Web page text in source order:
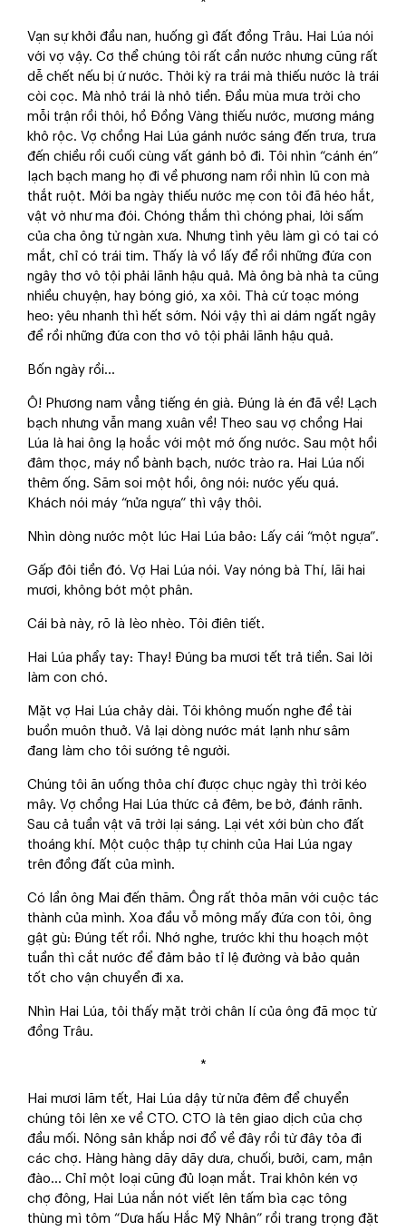
*
Vạn sự khởi đầu nan, huống gì đất đồng Trâu. Hai Lúa nói
với vợ vậy. Cơ thể chúng tôi rất cần nước nhưng cũng rất
dễ chết nếu bị ứ nước. Thời kỳ ra trái mà thiếu nước là trái
còi cọc. Mà nhỏ trái là nhỏ tiền. Đầu mùa mưa trời cho
mỗi trận rồi thôi, hồ Đồng Vàng thiếu nước, mương máng
khô rộc. Vợ chồng Hai Lúa gánh nước sáng đến trưa, trưa
đến chiều rồi cuối cùng vất gánh bỏ đi. Tôi nhìn “cánh én”
lạch bạch mang họ đi về phương nam rồi nhìn lũ con mà
thắt ruột. Mới ba ngày thiếu nước mẹ con tôi đã héo hắt,
vật vờ như ma đói. Chóng thắm thì chóng phai, lời sấm
của cha ông từ ngàn xưa. Nhưng tình yêu làm gì có tai có
mắt, chỉ có trái tim. Thấy là vồ lấy để rồi những đứa con
ngây thơ vô tội phải lãnh hậu quả. Mà ông bà nhà ta cũng
nhiều chuyện, hay bóng gió, xa xôi. Thà cứ toạc móng
heo: yêu nhanh thì hết sớm. Nói vậy thì ai dám ngất ngây
để rồi những đứa con thơ vô tội phải lãnh hậu quả.
Bốn ngày rồi…
Ô! Phương nam vẳng tiếng én già. Đúng là én đã về! Lạch
bạch nhưng vẫn mang xuân về! Theo sau vợ chồng Hai
Lúa là hai ông lạ hoắc với một mớ ống nước. Sau một hồi
đâm thọc, máy nổ bành bạch, nước trào ra. Hai Lúa nối
thêm ống. Săm soi một hồi, ông nói: nước yếu quá.
Khách nói máy “nửa ngựa” thì vậy thôi.
Nhìn dòng nước một lúc Hai Lúa bảo: Lấy cái “một ngựa”.
Gấp đôi tiền đó. Vợ Hai Lúa nói. Vay nóng bà Thí, lãi hai
mươi, không bớt một phân.
Cái bà này, rõ là lèo nhèo. Tôi điên tiết.
Hai Lúa phẩy tay: Thay! Đúng ba mươi tết trả tiền. Sai lời
làm con chó.
Mặt vợ Hai Lúa chảy dài. Tôi không muốn nghe đề tài
buồn muôn thuở. Vả lại dòng nước mát lạnh như sâm
đang làm cho tôi sướng tê người.
Chúng tôi ăn uống thỏa chí được chục ngày thì trời kéo
mây. Vợ chồng Hai Lúa thức cả đêm, be bờ, đánh rãnh.
Sau cả tuần vật vã trời lại sáng. Lại vét xới bùn cho đất
thoáng khí. Một cuộc thập tự chinh của Hai Lúa ngay
trên đồng đất của mình.
Có lần ông Mai đến thăm. Ông rất thỏa mãn với cuộc tác
thành của mình. Xoa đầu vỗ mông mấy đứa con tôi, ông
gật gù: Đúng tết rồi. Nhớ nghe, trước khi thu hoạch một
tuần thì cắt nước để đảm bảo tỉ lệ đường và bảo quản
tốt cho vận chuyển đi xa.
Nhìn Hai Lúa, tôi thấy mặt trời chân lí của ông đã mọc từ
đồng Trâu.
*
Hai mươi lăm tết, Hai Lúa dậy từ nửa đêm để chuyển
chúng tôi lên xe về CTO. CTO là tên giao dịch của chợ
đầu mối. Nông sản khắp nơi đổ về đây rồi từ đây tỏa đi
các chợ. Hàng hàng dãy dãy dưa, chuối, bưởi, cam, mận
đào… Chỉ một loại cũng đủ loạn mắt. Trai khôn kén vợ
chợ đông, Hai Lúa nắn nót viết lên tấm bìa cạc tông
thùng mì tôm “Dưa hấu Hắc Mỹ Nhân” rồi trang trọng đặt